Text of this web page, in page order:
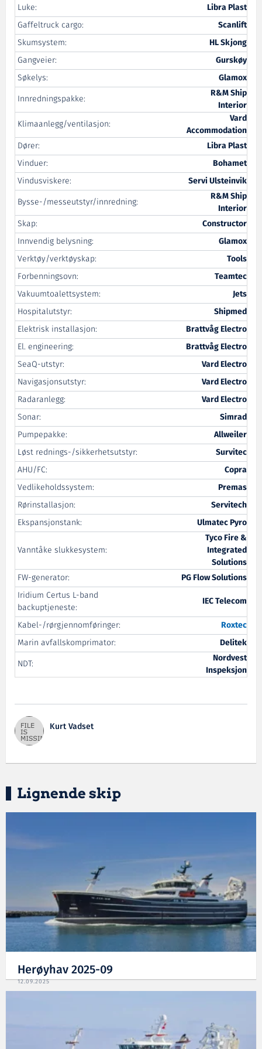
Luke:
Libra Plast
Gaffeltruck cargo:
Scanlift
Skumsystem:
HL Skjong
Gangveier:
Gurskøy
Søkelys:
Glamox
Innredningspakke:
R&M Ship
Interior
Klimaanlegg/ventilasjon:
Vard
Accommodation
Dører:
Libra Plast
Vinduer:
Bohamet
Vindusviskere:
Servi Ulsteinvik
Bysse-/messeutstyr/innredning:
R&M Ship
Interior
Skap:
Constructor
Innvendig belysning:
Glamox
Verktøy/verktøyskap:
Tools
Forbenningsovn:
Teamtec
Vakuumtoalettsystem:
Jets
Hospitalutstyr:
Shipmed
Elektrisk installasjon:
Brattvåg Electro
El. engineering:
Brattvåg Electro
SeaQ-utstyr:
Vard Electro
Navigasjonsutstyr:
Vard Electro
Radaranlegg:
Vard Electro
Sonar:
Simrad
Pumpepakke:
Allweiler
Løst rednings-/sikkerhetsutstyr:
Survitec
AHU/FC:
Copra
Vedlikeholdssystem:
Premas
Rørinstallasjon:
Servitech
Ekspansjonstank:
Ulmatec Pyro
Vanntåke slukkesystem:
Tyco Fire &
Integrated
Solutions
FW-generator:
PG Flow Solutions
Iridium Certus L-band
backuptjeneste:
IEC Telecom
Kabel-/rørgjennomføringer:
Roxtec
Marin avfallskomprimator:
Delitek
NDT:
Nordvest
Inspeksjon
Kurt Vadset
Lignende skip
Herøyhav 2025-09
12.09.2025